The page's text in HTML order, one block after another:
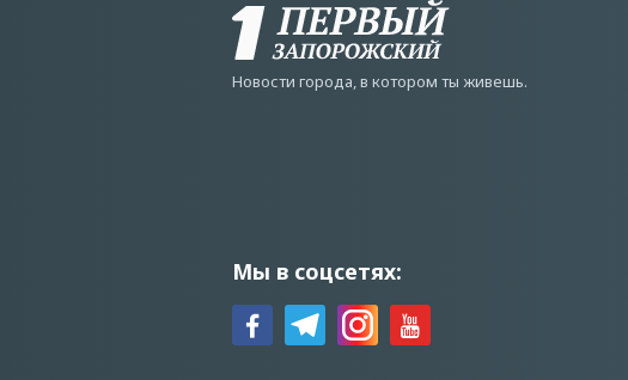
Новости города, в котором ты живешь.
Мы в соцсетях: